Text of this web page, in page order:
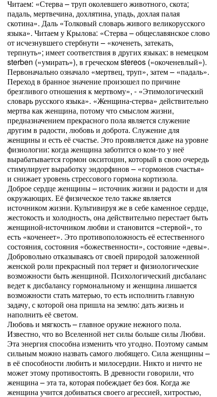
Читаем: «Стерва – труп околевшего животного, скота;
падаль, мертвечина, дохлятина, упадь, дохлая палая
скотина». Даль «Толковый словарь живого великорусского
языка». Читаем у Крылова: «Стерва – общеславянское слово
от исчезнувшего стербнути – «коченеть, затекать,
терпнуть»; имеет соответствия в других языках: в немецком
sterben («умирать»), в греческом stereos («окоченевлый»).
Первоначально означало «мертвец, труп», затем – «падаль».
Переход в бранное значение произошел по причине
брезгливого отношения к мертвому», - «Этимологический
словарь русского языка». «Женщина-стерва» действительно
мертва как женщина, потому что смыслом жизни,
предназначением прекрасного пола является служение
другим в радости, любовь и доброта. Служение для
женщины и есть её счастье. Это проявляется даже на уровне
физиологии: когда женщина заботится о ком-то у неё
вырабатывается гормон окситоцин, который в свою очередь
стимулирует выработку эндорфинов – «гормонов счастья»
и снижает уровень стрессового гормона кортизола.
Доброе сердце женщины – источник жизни и радости и для
окружающих. Её физическое тело также является
источником жизни. Культивируя же в себе каменное сердце,
жестокость и холодность, она действительно перестает быть
женщиной-источником любви и становится «стервой», то
есть «коченеет». Это противоположность её естественного
состояния, состояния «божественности», состояние «девы».
Добровольно отказываясь от своей природой заложенной
женской роли прекрасный пол теряет и физиологические
возможности быть женщиной. Психологический дисбаланс
ведет к дисбалансу гормональному и женщина лишается
возможности стать матерью, то есть исполнить главную
задачу, с которой она пришла на землю: дать жизнь и
наполнить её светом.
Любовь и мягкость – главное оружие нежного пола.
Известно, что во Вселенной нет силы больше силы Любви.
Эта энергия способна изменить что угодно. Поэтому самым
сильным можно назвать самого любящего. Сила женщины –
в её способности любить и милосердии. Никто и ничто не
может этому противостоять. В древности говорили, что
женщина – эта та, которая побеждает без боя. Когда же
женщина учится добиваться своего агрессией, хитростью,